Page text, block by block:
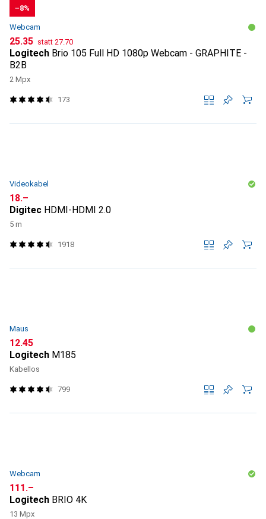
−8%
Webcam
CHF
25.35 statt CHF
27.70
Logitech Brio 105 Full HD 1080p Webcam - GRAPHITE -
B2B
2 Mpx
173
Videokabel
CHF
18.–
Digitec HDMI-HDMI 2.0
5 m
1918
Maus
CHF
12.45
Logitech M185
Kabellos
799
Webcam
CHF
111.–
Logitech BRIO 4K
13 Mpx